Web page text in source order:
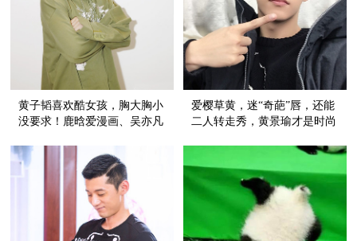
黄子韬喜欢酷女孩，胸大胸小
没要求！鹿晗爱漫画、吴亦凡
输！
爱樱草黄，迷“奇葩”唇，还能
二人转走秀，黄景瑜才是时尚